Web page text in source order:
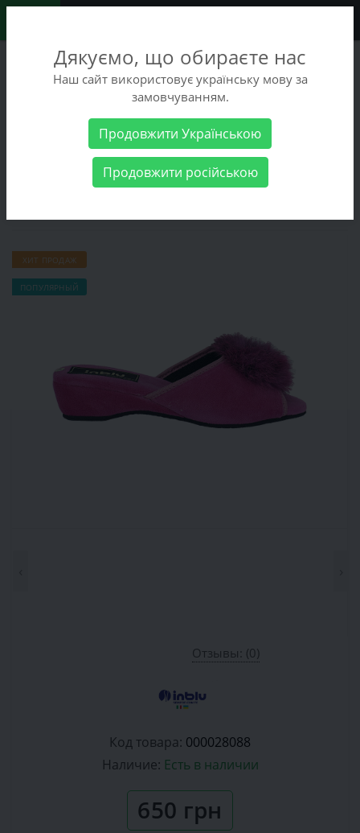
+38 (068) 486-90-09
+38 (093) 486-90-09
Женские товары Женская обувь
Домашние тапочки Inblu
ХИТ ПРОДАЖ
ПОПУЛЯРНЫЙ
Отзывы: (0)
Код товара: 000028088
Наличие: Есть в наличии
650 грн
Дякуємо, що обираєте нас
Наш сайт використовує українську мову за
замовчуванням.
Продовжити Українською
Продовжити російською